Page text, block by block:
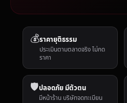
💰ราคายุติธรรม
ประเมินตามตลาดจริง ไม่กด
ราคา
🛡️ปลอดภัย มีตัวตน
มีหน้าร้าน บริษัทจดทะเบียน